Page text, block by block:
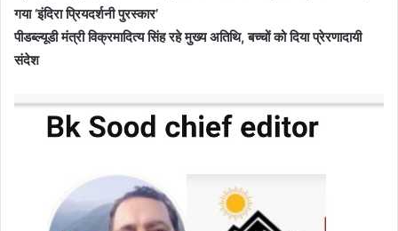
गया ‘इंदिरा प्रियदर्शनी पुरस्कार’
पीडब्ल्यूडी मंत्री विक्रमादित्य सिंह रहे मुख्य अतिथि, बच्चों को दिया प्रेरणादायी
संदेश